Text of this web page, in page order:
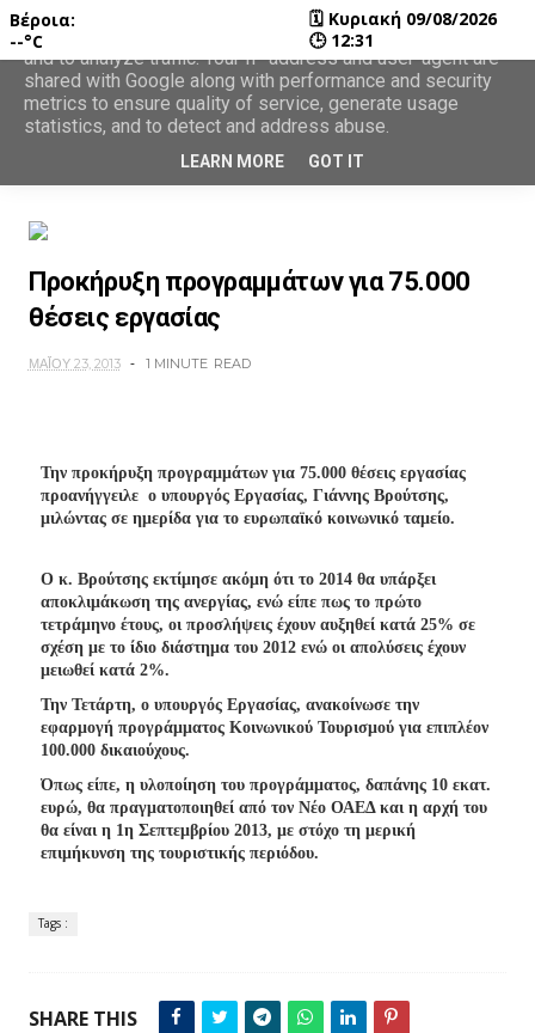
Προκήρυξη προγραμμάτων για 75.000
θέσεις εργασίας
ΜΑΪ́ΟΥ 23, 2013 1 MINUTE READ
Την προκήρυξη προγραμμάτων για 75.000 θέσεις εργασίας
προανήγγειλε ο υπουργός Εργασίας, Γιάννης Βρούτσης,
μιλώντας σε ημερίδα για το ευρωπαϊκό κοινωνικό ταμείο.
Ο κ. Βρούτσης εκτίμησε ακόμη ότι το 2014 θα υπάρξει
αποκλιμάκωση της ανεργίας, ενώ είπε πως το πρώτο
τετράμηνο έτους, οι προσλήψεις έχουν αυξηθεί κατά 25% σε
σχέση με το ίδιο διάστημα του 2012 ενώ οι απολύσεις έχουν
μειωθεί κατά 2%.
Την Τετάρτη, ο υπουργός Εργασίας, ανακοίνωσε την
εφαρμογή προγράμματος Κοινωνικού Τουρισμού για επιπλέον
100.000 δικαιούχους.
Όπως είπε, η υλοποίηση του προγράμματος, δαπάνης 10 εκατ.
ευρώ, θα πραγματοποιηθεί από τον Νέο ΟΑΕΔ και η αρχή του
θα είναι η 1η Σεπτεμβρίου 2013, με στόχο τη μερική
επιμήκυνση της τουριστικής περιόδου.
Tags :
SHARE THIS
Βέροια:
--°C
🗓 Κυριακή 09/08/2026
🕒 12:31
This site uses cookies from Google to deliver its services
and to analyze traffic. Your IP address and user-agent are
shared with Google along with performance and security
metrics to ensure quality of service, generate usage
statistics, and to detect and address abuse.
LEARN MORE GOT IT